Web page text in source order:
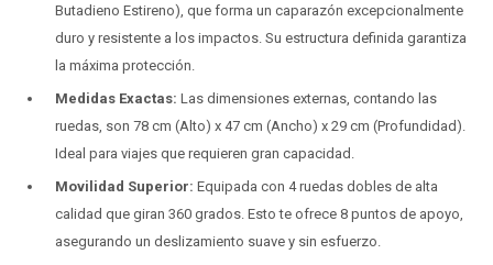
Butadieno Estireno), que forma un caparazón excepcionalmente
duro y resistente a los impactos. Su estructura definida garantiza
la máxima protección.
Medidas Exactas: Las dimensiones externas, contando las
ruedas, son 78 cm (Alto) x 47 cm (Ancho) x 29 cm (Profundidad).
Ideal para viajes que requieren gran capacidad.
Movilidad Superior: Equipada con 4 ruedas dobles de alta
calidad que giran 360 grados. Esto te ofrece 8 puntos de apoyo,
asegurando un deslizamiento suave y sin esfuerzo.